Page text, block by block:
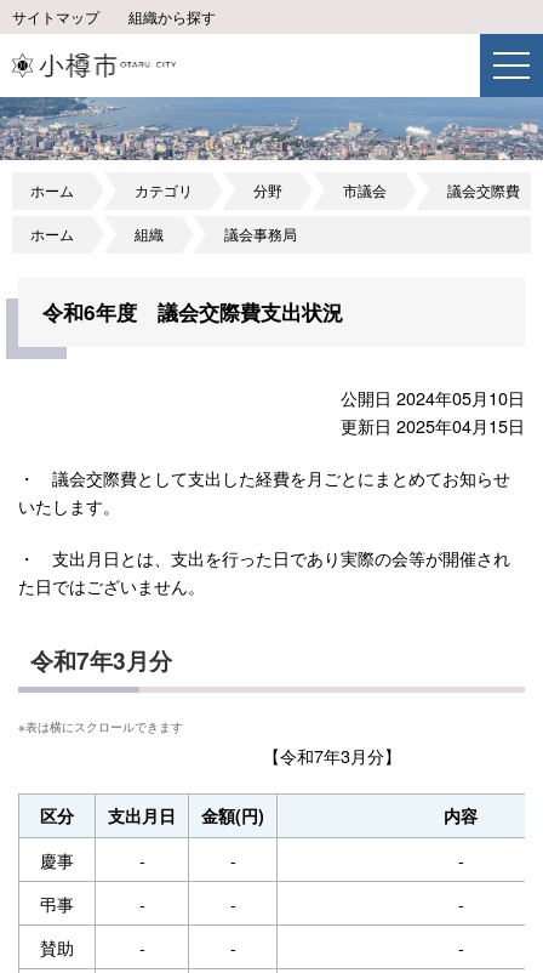
サイトマップ 組織から探す
ホーム カテゴリ 分野 市議会 議会交際費
ホーム 組織 議会事務局
令和6年度 議会交際費支出状況
公開日 2024年05月10日
更新日 2025年04月15日
・ 議会交際費として支出した経費を月ごとにまとめてお知らせ
いたします。
・ 支出月日とは、支出を行った日であり実際の会等が開催され
た日ではございません。
令和7年3月分
【令和7年3月分】
区分 支出月日 金額(円) 内容
慶事 - -
-
弔事
- -
-
賛助
- -
-